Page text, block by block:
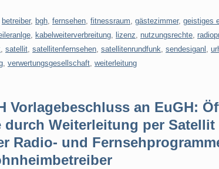
betreiber, bgh fernsehen fitnessraum gästezimmer, geistiges
kabelweiterverbreitung lizenz nutzungsrechte
satellit satellitenfernsehen satellitenrundfunk sendesiganl
verwertungsgesellschaft weiterleitung
Vorlagebeschluss an EuGH:
durch Weiterleitung per Satellit
Radio- und